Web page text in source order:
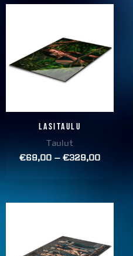
Lasitaulu
Taulut
€69,00 – €329,00
€329,00
€229,00